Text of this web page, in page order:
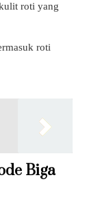
roti yang
roti
Biga